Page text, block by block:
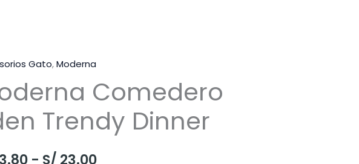
Gato,Moderna
Comedero
Trendy Dinner
- S/ 23.00Rango